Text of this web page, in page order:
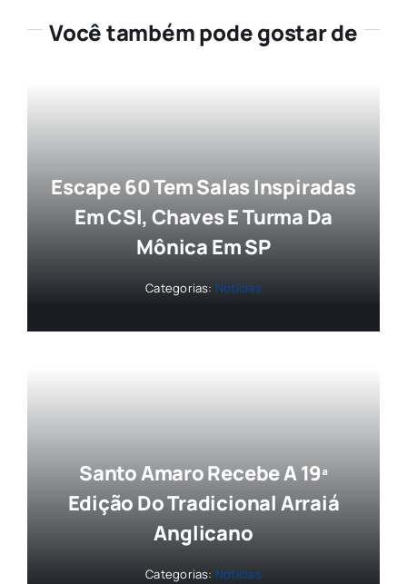
Você também pode gostar de
Escape 60 Tem Salas Inspiradas
Em CSI, Chaves E Turma Da
Mônica Em SP
Categorias: Notícias
Santo Amaro Recebe A 19ª
Edição Do Tradicional Arraiá
Anglicano
Categorias: Notícias